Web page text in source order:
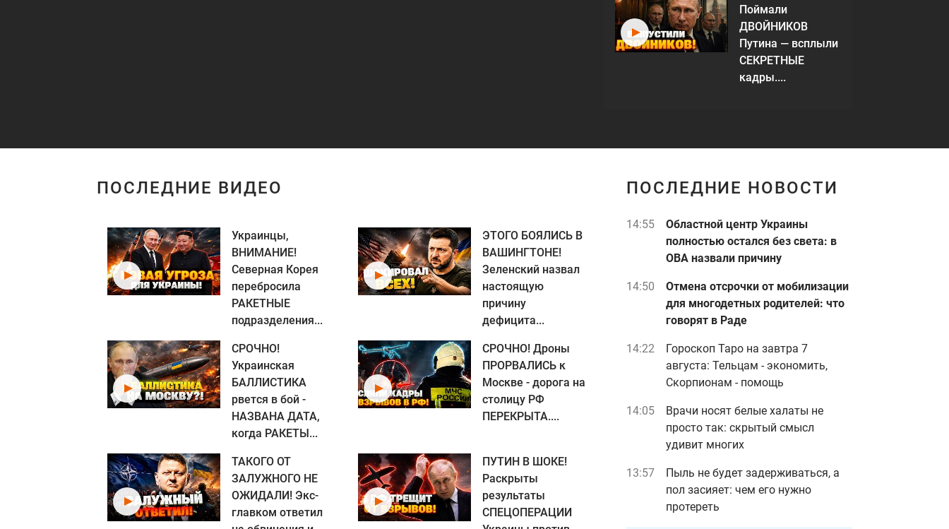
Поймали
ДВОЙНИКОВ
Путина — всплыли
СЕКРЕТНЫЕ
кадры....
ПОСЛЕДНИЕ ВИДЕО
Украинцы,
ВНИМАНИЕ!
Северная Корея
перебросила
РАКЕТНЫЕ
подразделения...
ЭТОГО БОЯЛИСЬ В
ВАШИНГТОНЕ!
Зеленский назвал
настоящую
причину
дефицита...
СРОЧНО!
Украинская
БАЛЛИСТИКА
рвется в бой -
НАЗВАНА ДАТА,
когда РАКЕТЫ...
СРОЧНО! Дроны
ПРОРВАЛИСЬ к
Москве - дорога на
столицу РФ
ПЕРЕКРЫТА....
ТАКОГО ОТ
ЗАЛУЖНОГО НЕ
ОЖИДАЛИ! Экс-
главком ответил
ПУТИН В ШОКЕ!
Раскрыты
результаты
СПЕЦОПЕРАЦИИ
ПОСЛЕДНИЕ НОВОСТИ
14:55
Областной центр Украины
полностью остался без света: в
ОВА назвали причину
14:50
Отмена отсрочки от мобилизации
для многодетных родителей: что
говорят в Раде
14:22
Гороскоп Таро на завтра 7
августа: Тельцам - экономить,
Скорпионам - помощь
14:05
Врачи носят белые халаты не
просто так: скрытый смысл
удивит многих
13:57
Пыль не будет задерживаться, а
пол засияет: чем его нужно
протереть